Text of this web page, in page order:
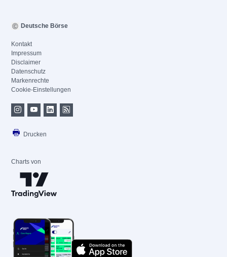
Deutsche Börse
Kontakt
Impressum
Disclaimer
Datenschutz
Markenrechte
Cookie-Einstellungen
Drucken
Charts von